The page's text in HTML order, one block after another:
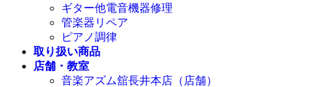
ギター他電音機器修理
管楽器リペア
ピアノ調律
取り扱い商品
店舗・教室
音楽アズム舘長井本店（店舗）